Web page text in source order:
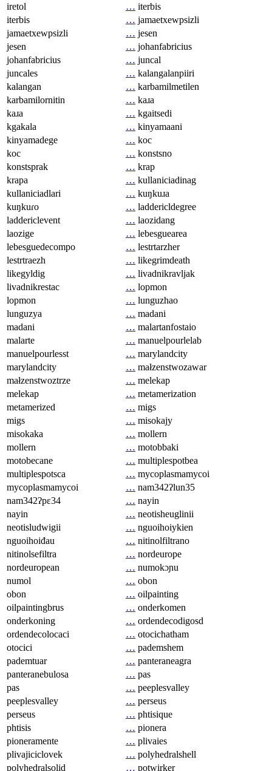
iretol
… iterbis
iterbis
… jamaetxewpsizli
jamaetxewpsizli
… jesen
jesen
… johanfabricius
johanfabricius
… juncal
juncales
… kalangalanpiiri
kalangan
… karbamilmetilen
karbamilornitin
… kaɹa
kaɹa
… kgaitsedi
kgakala
… kinyamaani
kinyamadege
… koc
koc
… konstsno
konstsprak
… krap
krapa
… kullaniciadinag
kullaniciadlari
… kuŋkuɹa
kuŋkuɾo
… laddericldegree
laddericlevent
… laozidang
laozige
… lebesguearea
lebesguedecompo
… lestrtarzher
lestrtraezh
… likegrimdeath
likegyldig
… livadnikravljak
livadnikrestac
… lopmon
lopmon
… lunguzhao
lunguzya
… madani
madani
… malartanfostaio
malarte
… manuelpourlelab
manuelpourlesst
… marylandcity
marylandcity
… małzenstwozawar
małzenstwoztrze
… melekap
melekap
… metamerization
metamerized
… migs
migs
… misokajy
misokaka
… mollern
mollern
… motobbaki
motobecane
… multiplespotbea
multiplespotsca
… mycoplasmamycoi
mycoplasmamycoi
… nam342ʔlun35
nam342ʔpɛ34
… nayin
nayin
… neotisheuglinii
neotisludwigii
… nguoihoiykien
nguoihoiđau
… nitinolfiltrano
nitinolsefiltra
… nordeurope
nordeuropean
… numokɔɲu
numol
… obon
obon
… oilpainting
oilpaintingbrus
… onderkomen
onderkoning
… ordendecodigosd
ordendecolocaci
… otocichatham
otocici
… pademshem
pademtuar
… panteraneagra
panteranebulosa
… pas
pas
… peeplesvalley
peeplesvalley
… perseus
perseus
… phtisique
phtisis
… pionera
pioneramente
… plivaies
plivajiciclovek
… polyhedralshell
polyhedralsolid
… potwirker